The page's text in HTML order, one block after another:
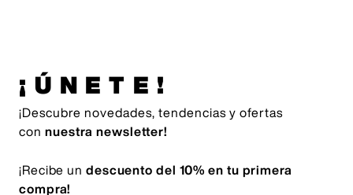
¡ÚNETE!
¡Descubre novedades, tendencias y ofertas
con nuestra newsletter!
¡Recibe un descuento del 10% en tu primera
compra!